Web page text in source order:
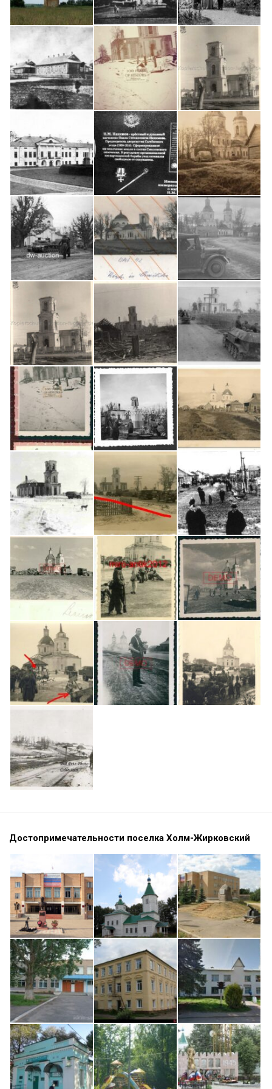
Достопримечательности поселка Холм-Жирковский